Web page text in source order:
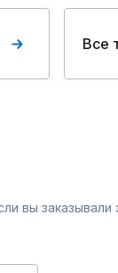
Все
вы